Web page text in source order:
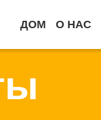
ДОМ О НАС